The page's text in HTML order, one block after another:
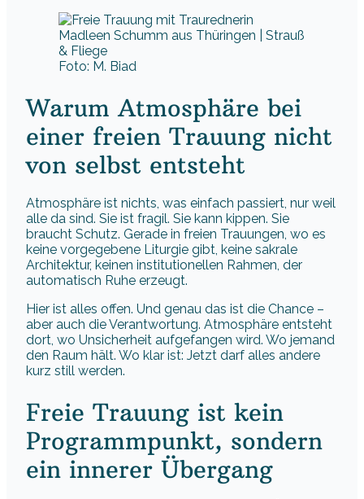
Foto: M. Biad
Warum Atmosphäre bei
einer freien Trauung nicht
von selbst entsteht
Atmosphäre ist nichts, was einfach passiert, nur weil
alle da sind. Sie ist fragil. Sie kann kippen. Sie
braucht Schutz. Gerade in freien Trauungen, wo es
keine vorgegebene Liturgie gibt, keine sakrale
Architektur, keinen institutionellen Rahmen, der
automatisch Ruhe erzeugt.
Hier ist alles offen. Und genau das ist die Chance –
aber auch die Verantwortung. Atmosphäre entsteht
dort, wo Unsicherheit aufgefangen wird. Wo jemand
den Raum hält. Wo klar ist: Jetzt darf alles andere
kurz still werden.
Freie Trauung ist kein
Programmpunkt, sondern
ein innerer Übergang